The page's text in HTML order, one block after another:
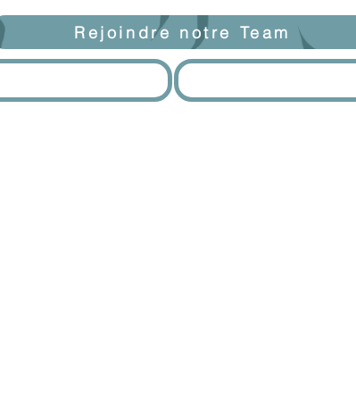
Rejoindre notre Team